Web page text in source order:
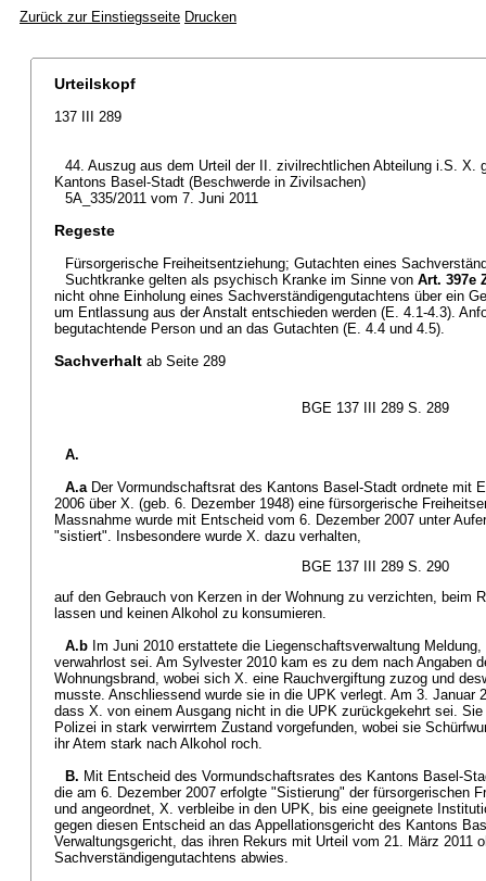
Zurück zur Einstiegsseite Drucken
Urteilskopf
137 III 289
44. Auszug aus dem Urteil der II. zivilrechtlichen Abteilung i.S. X.
Kantons Basel-Stadt (Beschwerde in Zivilsachen)
5A_335/2011 vom 7. Juni 2011
Regeste
Fürsorgerische Freiheitsentziehung; Gutachten eines
Suchtkranke gelten als psychisch Kranke im Sinne von Art. 397e
nicht ohne Einholung eines Sachverständigengutachtens über ein
um Entlassung aus der Anstalt entschieden werden (E. 4.1-4.3).
begutachtende Person und an das Gutachten (E. 4.4 und 4.5).
Sachverhalt ab Seite 289
BGE 137 III 289 S. 289
A.
A.a Der Vormundschaftsrat des Kantons Basel-Stadt ordnete mit
2006 über X. (geb. 6. Dezember 1948) eine fürsorgerische
Massnahme wurde mit Entscheid vom 6. Dezember 2007 unter
"sistiert". Insbesondere wurde X. dazu verhalten,
BGE 137 III 289 S. 290
auf den Gebrauch von Kerzen in der Wohnung zu verzichten, beim
lassen und keinen Alkohol zu konsumieren.
A.b Im Juni 2010 erstattete die Liegenschaftsverwaltung
verwahrlost sei. Am Sylvester 2010 kam es zu dem nach Angaben
Wohnungsbrand, wobei sich X. eine Rauchvergiftung zuzog und
musste. Anschliessend wurde sie in die UPK verlegt. Am 3. Januar
dass X. von einem Ausgang nicht in die UPK zurückgekehrt sei.
Polizei in stark verwirrtem Zustand vorgefunden, wobei sie
ihr Atem stark nach Alkohol roch.
B. Mit Entscheid des Vormundschaftsrates des Kantons Basel-
die am 6. Dezember 2007 erfolgte "Sistierung" der fürsorgerischen
und angeordnet, X. verbleibe in den UPK, bis eine geeignete
gegen diesen Entscheid an das Appellationsgericht des Kantons
Verwaltungsgericht, das ihren Rekurs mit Urteil vom 21. März 2011
Sachverständigengutachtens abwies.